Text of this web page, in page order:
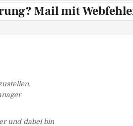
Mail mit
und dabei bin